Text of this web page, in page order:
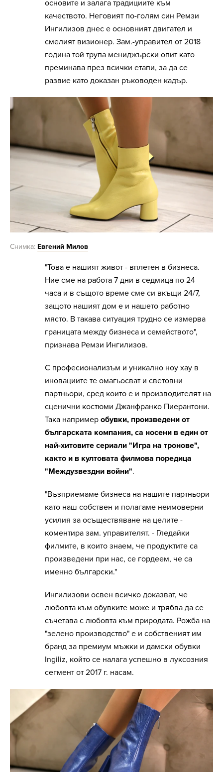
основите и залага традициите към
качеството. Неговият по-голям син Ремзи
Ингилизов днес е основният двигател и
смелият визионер. Зам.-управител от 2018
година той трупа мениджърски опит като
преминава през всички етапи, за да се
развие като доказан ръководен кадър.
Снимка: Евгений Милов
"Това е нашият живот - вплетен в бизнеса.
Ние сме на работа 7 дни в седмица по 24
часа и в същото време сме си вкъщи 24/7,
защото нашият дом е и нашето работно
място. В такава ситуация трудно се измерва
границата между бизнеса и семейството",
признава Ремзи Ингилизов.
С професионализъм и уникално ноу хау в
иновациите те омагьосват и световни
партньори, сред които е и производителят на
сценични костюми Джанфранко Пиерантони.
Така например обувки, произведени от
българската компания, са носени в един от
най-хитовите сериали "Игра на тронове",
както и в култовата филмова поредица
"Междузвездни войни".
"Възприемаме бизнеса на нашите партньори
като наш собствен и полагаме неимоверни
усилия за осъществяване на целите -
коментира зам. управителят. - Гледайки
филмите, в които знаем, че продуктите са
произведени при нас, се гордеем, че са
именно български."
Ингилизови освен всичко доказват, че
любовта към обувките може и трябва да се
съчетава с любовта към природата. Рожба на
"зелено производство" е и собственият им
бранд за премиум мъжки и дамски обувки
Ingiliz, който се налага успешно в луксозния
сегмент от 2017 г. насам.